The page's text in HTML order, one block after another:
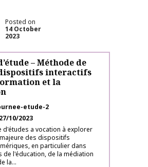
Posted on
14 October
2023
– Méthode de
interactifs
et la
etude-2
27/10/2023
d'études a vocation à explorer
des dispositifs
en particulier dans
de l'éducation, de la médiation
la...